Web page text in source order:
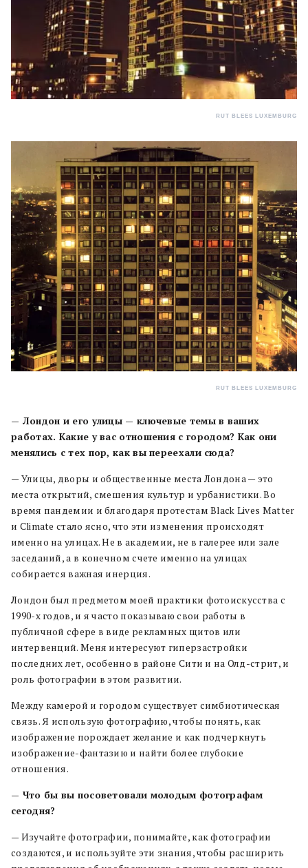
RUT BLEES LUXEMBURG
RUT BLEES LUXEMBURG
— Лондон и его улицы — ключевые темы в ваших
работах. Какие у вас отношения с городом? Как они
менялись с тех пор, как вы переехали сюда?
— Улицы, дворы и общественные места Лондона — это
места открытий, смешения культур и урбанистики. Во
время пандемии и благодаря протестам Black Lives Matter
и Climate стало ясно, что эти изменения происходят
именно на улицах. Не в академии, не в галерее или зале
заседаний, а в конечном счете именно на улицах
собирается важная инерция.
Лондон был предметом моей практики фотоискусства с
1990-х годов, и я часто показываю свои работы в
публичной сфере в виде рекламных щитов или
интервенций. Меня интересуют гиперзастройки
последних лет, особенно в районе Сити и на Олд-стрит, и
роль фотографии в этом развитии.
Между камерой и городом существует симбиотическая
связь. Я использую фотографию, чтобы понять, как
изображение порождает желание и как подчеркнуть
изображение-фантазию и найти более глубокие
отношения.
— Что бы вы посоветовали молодым фотографам
сегодня?
— Изучайте фотографии, понимайте, как фотографии
создаются, и используйте эти знания, чтобы расширить